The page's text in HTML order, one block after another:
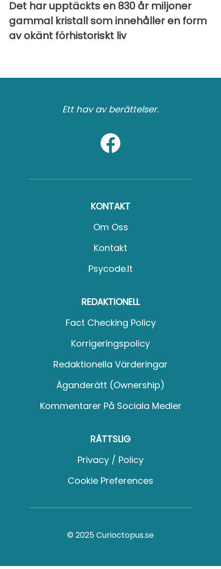
Det har upptäckts en 830 år miljoner
gammal kristall som innehåller en form
av okänt förhistoriskt liv
Ett hav av berättelser.
KONTAKT
Om Oss
Kontakt
Psycode.it
REDAKTIONELL
Fact Checking Policy
Korrigeringspolicy
Redaktionella Värderingar
Äganderätt (Ownership)
Kommentarer På Sociala Medier
RÄTTSLIG
Privacy / Policy
Cookie Preferences
© 2025 Curioctopus.se